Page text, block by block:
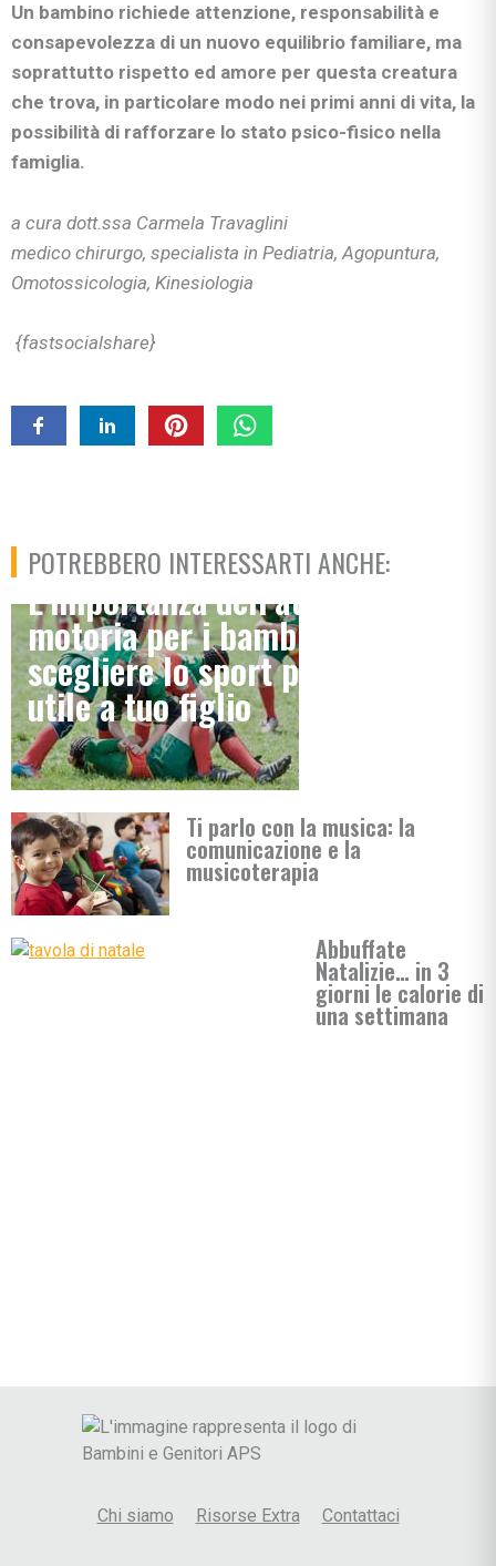
Un bambino richiede attenzione, responsabilità e
consapevolezza di un nuovo equilibrio familiare, ma
soprattutto rispetto ed amore per questa creatura
che trova, in particolare modo nei primi anni di vita, la
possibilità di rafforzare lo stato psico-fisico nella
famiglia.
a cura dott.ssa Carmela Travaglini
medico chirurgo, specialista in Pediatria, Agopuntura,
Omotossicologia, Kinesiologia
{fastsocialshare}
POTREBBERO INTERESSARTI ANCHE:
L’importanza dell’attività
motoria per i bambini: come
scegliere lo sport più adatto e
utile a tuo figlio
Ti parlo con la musica: la
comunicazione e la
musicoterapia
Abbuffate
Natalizie… in 3
giorni le calorie di
una settimana
Chi siamo Risorse Extra Contattaci